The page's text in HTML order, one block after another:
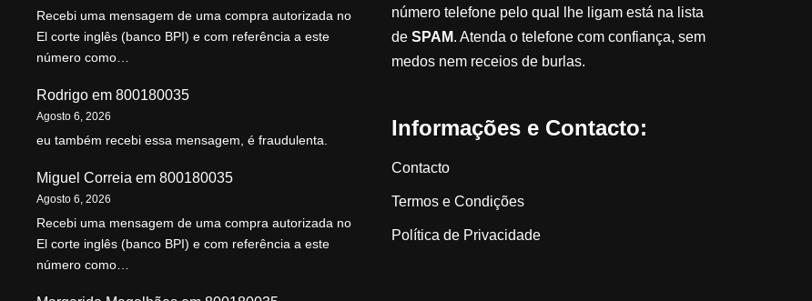
Recebi uma mensagem de uma compra autorizada no
El corte inglês (banco BPI) e com referência a este
número como…
Rodrigo em 800180035
Agosto 6, 2026
eu também recebi essa mensagem, é fraudulenta.
Miguel Correia em 800180035
Agosto 6, 2026
Recebi uma mensagem de uma compra autorizada no
El corte inglês (banco BPI) e com referência a este
número como…
número telefone pelo qual lhe ligam está na lista
de SPAM. Atenda o telefone com confiança, sem
medos nem receios de burlas.
Informações e Contacto:
Contacto
Termos e Condições
Política de Privacidade